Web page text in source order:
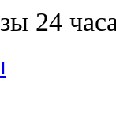
24